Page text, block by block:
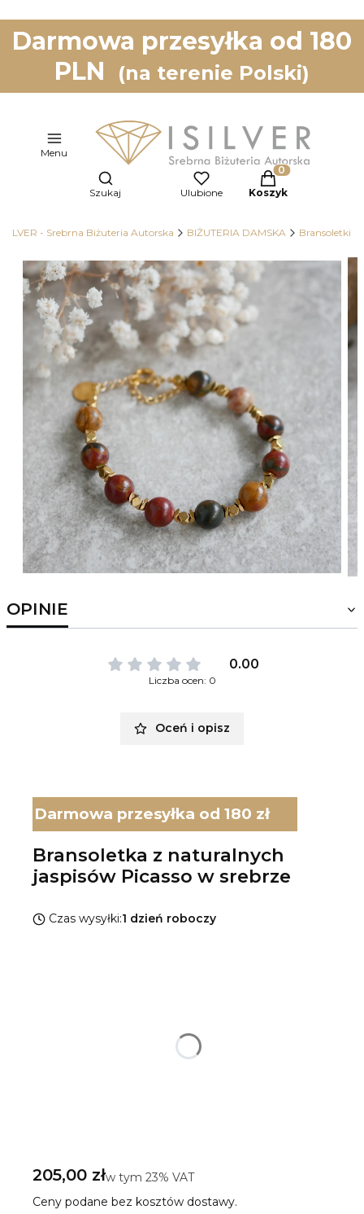
Darmowa przesyłka od 180
PLN
(na terenie Polski)
Menu
Otwórz wyszukiwarkę
Szukaj Ulubione
Produkty w
Koszyk
ISILVER - Srebrna Biżuteria Autorska BIŻUTERIA DAMSKA Bransoletki
OPINIE
0.00
Liczba ocen: 0
Oceń i opisz
Darmowa przesyłka od 180 zł
Bransoletka z naturalnych
jaspisów Picasso w srebrze
Czas wysyłki:1 dzień roboczy
Cena
205,00 złw tym 23% VAT
w tym 23% VAT
Ceny podane bez kosztów dostawy.